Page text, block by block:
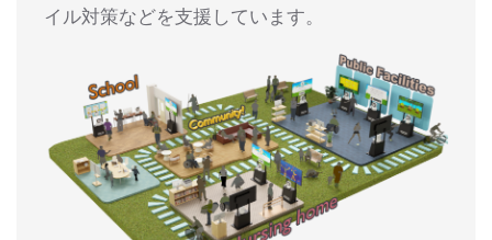
イル対策などを支援しています。